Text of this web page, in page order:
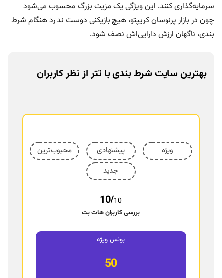
پ
ت
سرمایه‌گذاری کنند. این ویژگی یک مزیت بزرگ محسوب می‌شود
چون در بازار پرنوسان کریپتو، هیچ بازیکنی دوست ندارد هنگام شرط
بندی، ناگهان ارزش دارایی‌اش نصف شود.
بهترین سایت شرط بندی با تتر از نظر کاربران
ویژه پیشنهادی
محبوب‌ترین
جدید
10/10
بررسی کاربران هات بت
بونس ویژه
50